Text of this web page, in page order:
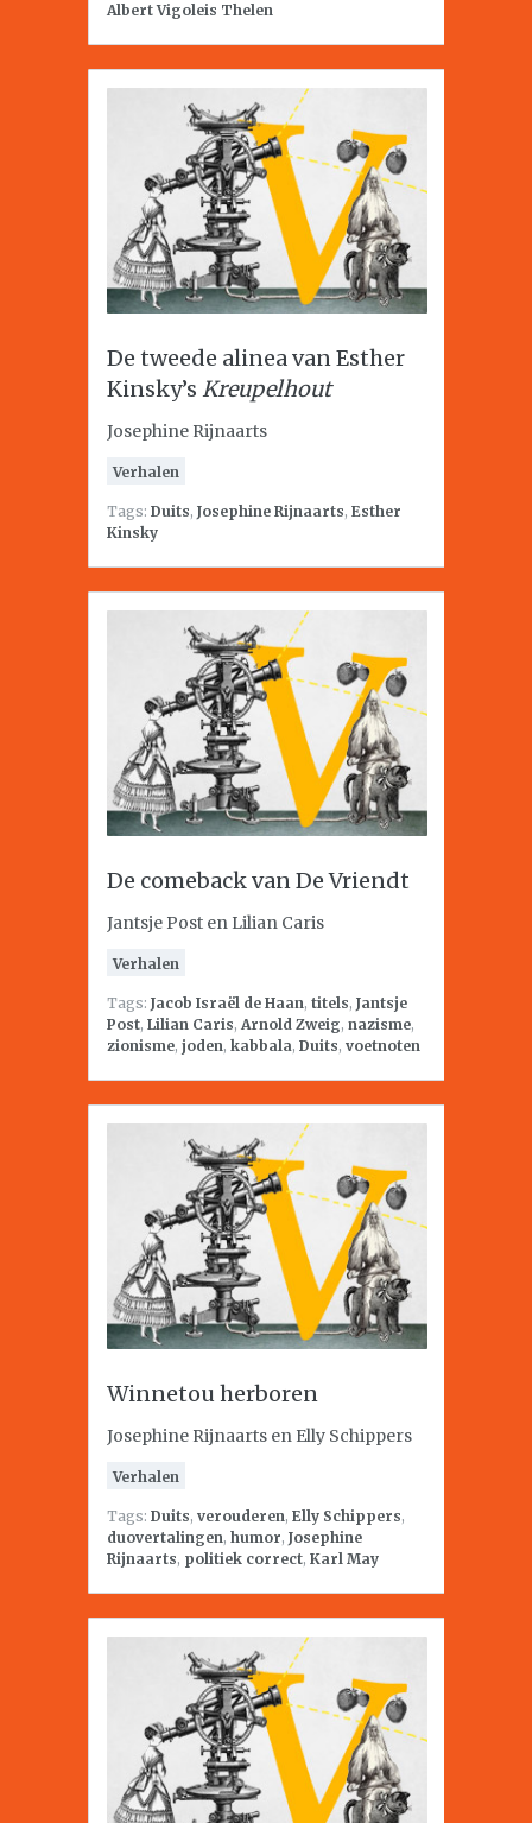
Albert Vigoleis Thelen
De tweede alinea van Esther
Kinsky’s Kreupelhout
Josephine Rijnaarts
Verhalen
Tags: Duits, Josephine Rijnaarts, Esther
Kinsky
De comeback van De Vriendt
Jantsje Post en Lilian Caris
Verhalen
Tags: Jacob Israël de Haan, titels, Jantsje
Post, Lilian Caris, Arnold Zweig, nazisme,
zionisme, joden, kabbala, Duits, voetnoten
Winnetou herboren
Josephine Rijnaarts en Elly Schippers
Verhalen
Tags: Duits, verouderen, Elly Schippers,
duovertalingen, humor, Josephine
Rijnaarts, politiek correct, Karl May